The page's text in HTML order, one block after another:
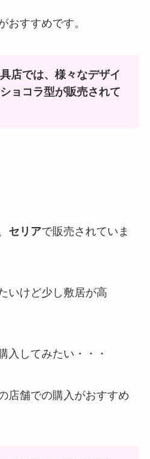
おすすめです。
店では、様々なデザイ
ョコラ型が販売されて
セリアで販売されていま
いけど少し敷居が高
入してみたい・・・
店舗での購入がおすすめ